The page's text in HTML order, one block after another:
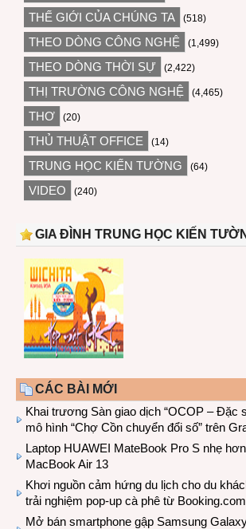
THẾ GIỚI CỦA CHÚNG TA (518)
THEO DÒNG CÔNG NGHỆ (1,499)
THEO DÒNG THỜI SỰ (2,422)
THỊ TRƯỜNG CÔNG NGHỆ (4,465)
THƠ (20)
THỦ THUẬT OFFICE (14)
TRUNG HỌC KIẾN TƯỜNG (64)
VIDEO (240)
GIA ĐÌNH TRUNG HỌC KIẾN
CÁC BÀI MỚI
Khai trương Sàn giao dịch “OCOP – Đặc
mô hình “Chợ Cồn chuyển đổi số” trên
Laptop HUAWEI MateBook Pro S nhẹ
MacBook Air 13
Khơi nguồn cảm hứng du lịch cho du
trải nghiệm pop-up cà phê từ
Mở bán smartphone gập Samsung